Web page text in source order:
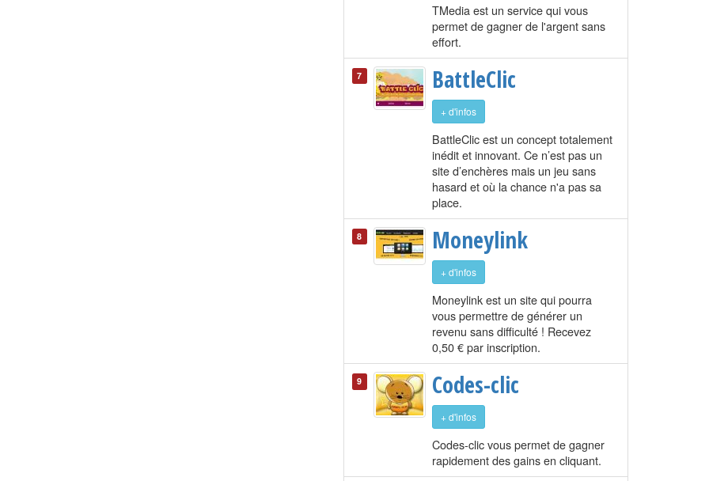
TMedia est un service qui vous
permet de gagner de l'argent sans
effort.
7 BattleClic
+ d'infos
BattleClic est un concept totalement
inédit et innovant. Ce n’est pas un
site d’enchères mais un jeu sans
hasard et où la chance n'a pas sa
place.
8 Moneylink
+ d'infos
Moneylink est un site qui pourra
vous permettre de générer un
revenu sans difficulté ! Recevez
0,50 € par inscription.
9 Codes-clic
+ d'infos
Codes-clic vous permet de gagner
rapidement des gains en cliquant.